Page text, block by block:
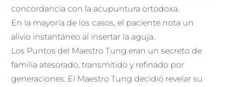
concordancia con la acupuntura ortodoxa.
En la mayoría de los casos, el paciente nota un
alivio instantáneo al insertar la aguja.
Los Puntos del Maestro Tung eran un secreto de
familia atesorado, transmitido y refinado por
generaciones. El Maestro Tung decidió revelar su